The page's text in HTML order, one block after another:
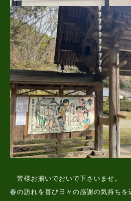
皆様お揃いでおいで下さいませ。
春の訪れを喜び日々の感謝の気持ち